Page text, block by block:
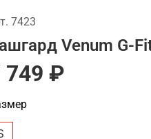
7423
Venum G-
749 ₽